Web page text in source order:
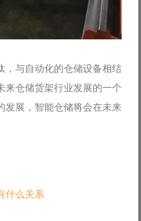
，与自动化的仓储设备相结
来仓储货架行业发展的一个
发展，智能仓储将会在未来
什么关系